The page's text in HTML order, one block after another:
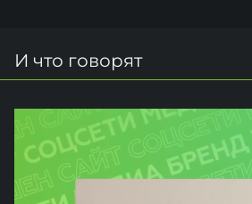
И что говорят